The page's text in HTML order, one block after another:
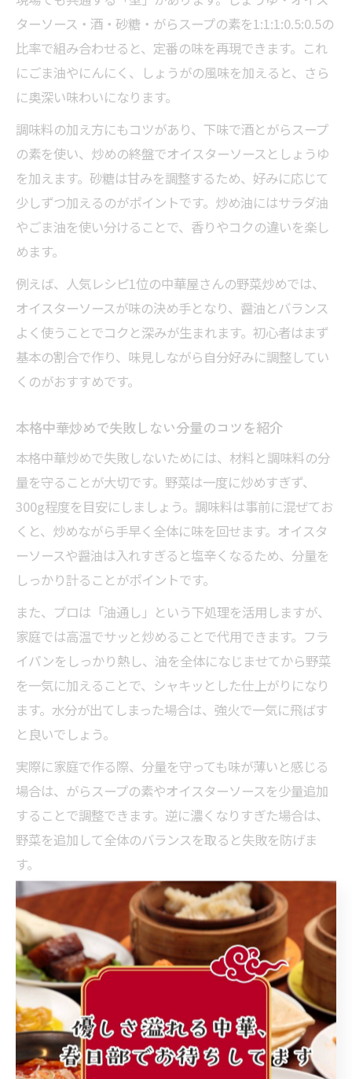
ターソース・酒・砂糖・がらスープの素を1:1:1:0.5:0.5の
比率で組み合わせると、定番の味を再現できます。これ
にごま油やにんにく、しょうがの風味を加えると、さら
に奥深い味わいになります。
調味料の加え方にもコツがあり、下味で酒とがらスープ
の素を使い、炒めの終盤でオイスターソースとしょうゆ
を加えます。砂糖は甘みを調整するため、好みに応じて
少しずつ加えるのがポイントです。炒め油にはサラダ油
やごま油を使い分けることで、香りやコクの違いを楽し
めます。
例えば、人気レシピ1位の中華屋さんの野菜炒めでは、
オイスターソースが味の決め手となり、醤油とバランス
よく使うことでコクと深みが生まれます。初心者はまず
基本の割合で作り、味見しながら自分好みに調整してい
くのがおすすめです。
本格中華炒めで失敗しない分量のコツを紹介
本格中華炒めで失敗しないためには、材料と調味料の分
量を守ることが大切です。野菜は一度に炒めすぎず、
300g程度を目安にしましょう。調味料は事前に混ぜてお
くと、炒めながら手早く全体に味を回せます。オイスタ
ーソースや醤油は入れすぎると塩辛くなるため、分量を
しっかり計ることがポイントです。
また、プロは「油通し」という下処理を活用しますが、
家庭では高温でサッと炒めることで代用できます。フラ
イパンをしっかり熱し、油を全体になじませてから野菜
を一気に加えることで、シャキッとした仕上がりになり
ます。水分が出てしまった場合は、強火で一気に飛ばす
と良いでしょう。
実際に家庭で作る際、分量を守っても味が薄いと感じる
場合は、がらスープの素やオイスターソースを少量追加
することで調整できます。逆に濃くなりすぎた場合は、
野菜を追加して全体のバランスを取ると失敗を防げま
す。
肉なし中華野菜炒めでも美味しく作る黄金比
肉なしでも満足感のある中華野菜炒めを作るには、調味
料の黄金比と野菜の種類選びが重要です。オイスターソ
ース大さじ1・しょうゆ大さじ1・がらスープの素小さじ
1・ごま油小さじ1の割合がベースとなります。キャベ
ツ、にんじん、もやし、ピーマンなど、複数の野菜をバ
ランスよく組み合わせることで旨味が増します。